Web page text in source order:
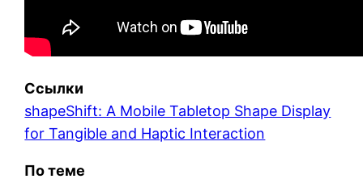
Ссылки
shapeShift: A Mobile Tabletop Shape Display
for Tangible and Haptic Interaction
По теме